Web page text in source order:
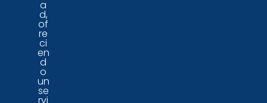
a
d,
of
re
ci
en
d
o
un
se